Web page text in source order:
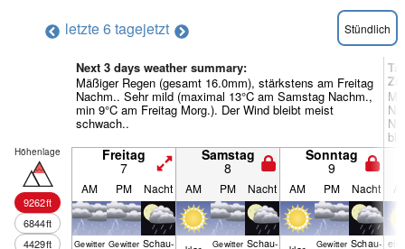
letzte 6 tagejetzt Stündlich
Next 3 days weather summary:
Mäßiger Regen (gesamt 16.0mm), stärkstens am Freitag
Nachm.. Sehr mild (maximal 13°C am Samstag Nachm.,
min 9°C am Freitag Morg.). Der Wind bleibt meist
schwach..
Höhenlage
9262ft
6844ft
4429ft
Freitag
7
Samstag
8
Sonntag
9
AM PM Nacht AM PM Nacht AM PM Nacht
Gewitter Gewitter Schau­
Gewitter Schau­
Gewitter Schau­